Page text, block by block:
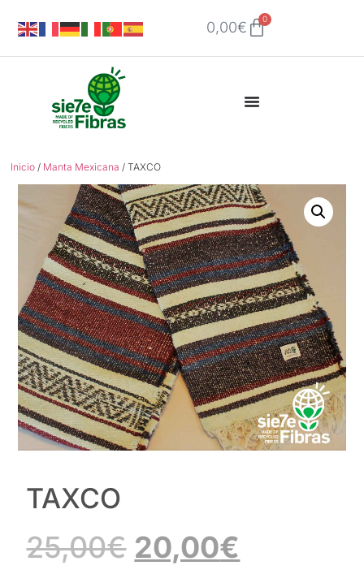
0,00€ 0
Inicio / Manta Mexicana / TAXCO
TAXCO
25,00€ 20,00€